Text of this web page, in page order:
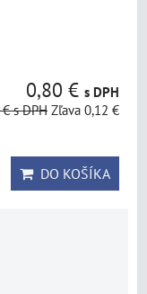
0,80 € s DPH
€s DPH Zľava 0,12 €
DO KOŠÍKA